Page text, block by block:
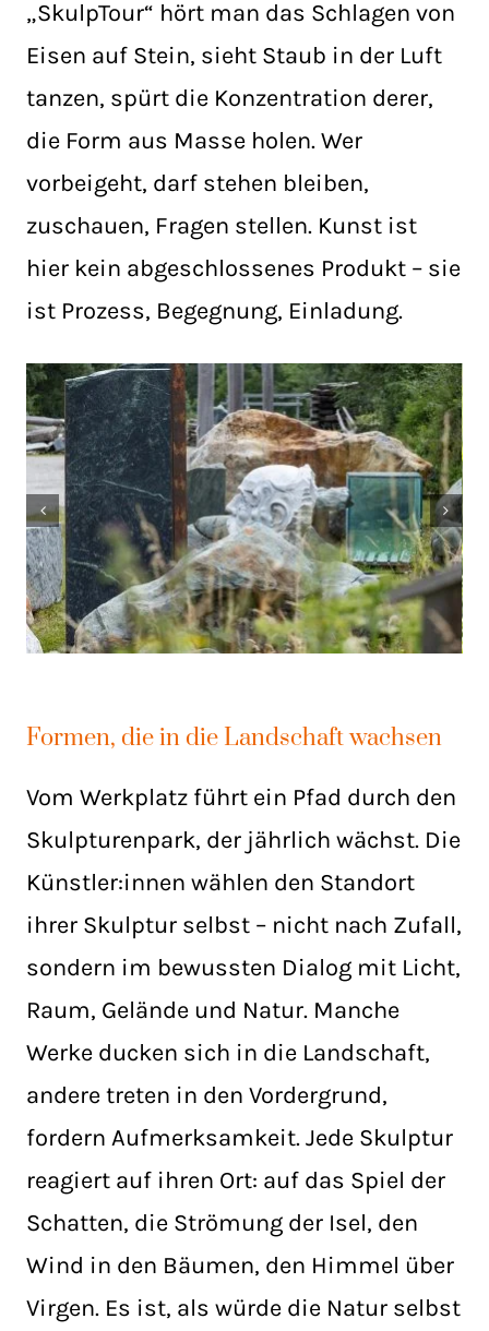
„SkulpTour“ hört man das Schlagen von
Eisen auf Stein, sieht Staub in der Luft
tanzen, spürt die Konzentration derer,
die Form aus Masse holen. Wer
vorbeigeht, darf stehen bleiben,
zuschauen, Fragen stellen. Kunst ist
hier kein abgeschlossenes Produkt – sie
ist Prozess, Begegnung, Einladung.
Formen, die in die Landschaft wachsen
Vom Werkplatz führt ein Pfad durch den
Skulpturenpark, der jährlich wächst. Die
Künstler:innen wählen den Standort
ihrer Skulptur selbst – nicht nach Zufall,
sondern im bewussten Dialog mit Licht,
Raum, Gelände und Natur. Manche
Werke ducken sich in die Landschaft,
andere treten in den Vordergrund,
fordern Aufmerksamkeit. Jede Skulptur
reagiert auf ihren Ort: auf das Spiel der
Schatten, die Strömung der Isel, den
Wind in den Bäumen, den Himmel über
Virgen. Es ist, als würde die Natur selbst